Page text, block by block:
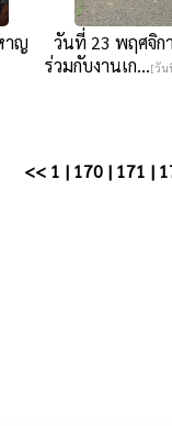
าญ
วันที่ 23 พฤศจิ
ร่วมกับงานเก...[วัน
<< 1 | 170 | 171 |